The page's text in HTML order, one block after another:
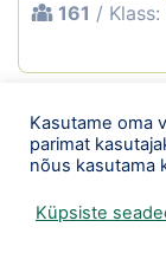
161 / Klass:
248 /
Tartu
Kasutame oma
parimat
nõus kasutama
Küpsiste